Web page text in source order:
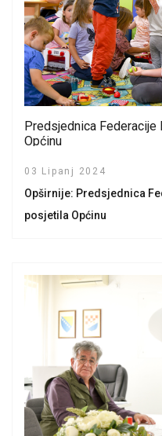
Predsjednica Federacije
Općinu
03 Lipanj 2024
Opširnije: Predsjednica
posjetila Općinu